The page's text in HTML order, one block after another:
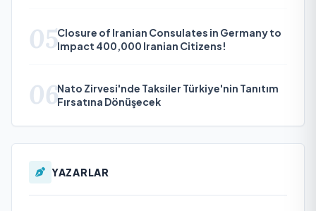
05Closure of Iranian Consulates in Germany to
Impact 400,000 Iranian Citizens!
06Nato Zirvesi'nde Taksiler Türkiye'nin Tanıtım
Fırsatına Dönüşecek
YAZARLAR